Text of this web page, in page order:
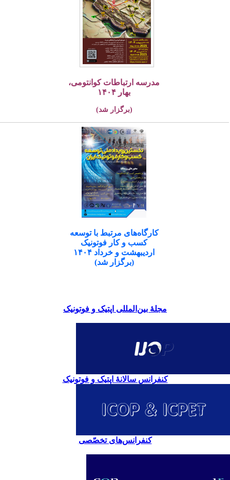
مدرسه ارتباطات کوانتومی،
بهار ۱۴۰۴
(برگزار شد)
کارگاه‌های مرتبط با توسعه
کسب و کار فوتونیک
اردیبهشت و خرداد ۱۴۰۴
(برگزار شد)
مجلۀ بین‌المللی اپتیک و فوتونیک
کنفرانس سالانۀ اپتیک و فوتونیک
کنفرانس‌های تخصّصی